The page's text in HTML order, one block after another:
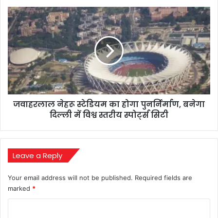
धमका
रहे
फोन
में
सतर्क
रहें
जवाहरलाल
नेहरू
स्टेडियम
का
होगा
पुनर्निर्माण,
बनेगा
दिल्ली
में
विश्वजवाहरलाल नेहरू स्टेडियम का होगा पुनर्निर्माण, बनेगा
दिल्ली में विश्व स्तरीय स्पोर्ट्स सिटी
Leave a Reply
Your email address will not be published. Required fields are
marked *